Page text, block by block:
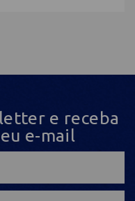
e receba
e-mail